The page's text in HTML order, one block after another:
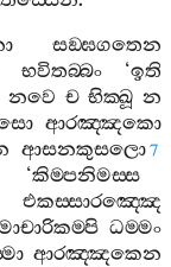
සඞ‍්ඝගතෙන
භවිතබ‍්බං‘ඉති
නවෙ ච භික‍්ඛූ න
ආරඤ‍්ඤකො
ආසනකුසලො7
‘කිම‍්පනිමස‍්ස
එකස‍්සාරඤ‍්ඤෙ
ධම‍්මං
ආරඤ‍්ඤකෙන